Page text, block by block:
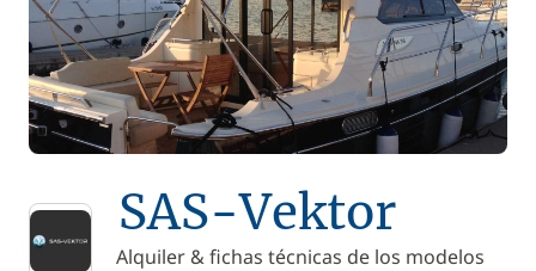
SAS-Vektor
Alquiler & fichas técnicas de los modelos